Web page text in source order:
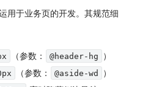
用于业务页的开发。其规范细
（参数： @header-hg
）
（参数： @aside-wd
）